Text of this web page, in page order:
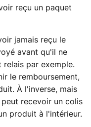
reçu un paquet
jamais reçu le
avant qu'il ne
relais par exemple.
le remboursement,
À l'inverse, mais
recevoir un colis
produit à l'intérieur.